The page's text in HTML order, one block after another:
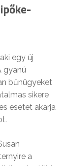
egy új
gyanú
bűnügyeket
sikere
esetet akarja
a